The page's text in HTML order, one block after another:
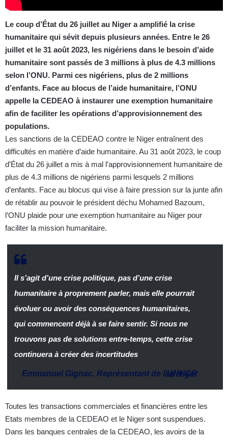
Le coup d’État du 26 juillet au Niger a amplifié la crise
humanitaire qui sévit depuis plusieurs années. Entre le 26
juillet et le 31 août 2023, les nigériens dans le besoin d’aide
humanitaire sont passés de 3 millions à plus de 4.3 millions
selon l’ONU. Parmi ces nigériens, plus de 2 millions
d’enfants. Face au blocus de l’aide humanitaire, l’ONU
appelle la CEDEAO à instaurer une exemption humanitaire
afin de faciliter les opérations d’approvisionnement des
populations.
Les sanctions de la CEDEAO contre le Niger entraînent des
difficultés en matière d’aide humanitaire. Au 31 août 2023, le coup
d’État du 26 juillet a mis à mal l’approvisionnement humanitaire de
plus de 4.3 millions de nigériens parmi lesquels 2 millions
d’enfants. Face au blocus qui vise à faire pression sur la junte afin
de rétablir au pouvoir le président déchu Mohamed Bazoum,
l’ONU plaide pour une exemption humanitaire au Niger pour
faciliter la mission humanitaire.
Il s’agit d’une crise politique, pas d’une crise
humanitaire à proprement parler, mais elle pourrait
évoluer ou avoir des conséquences humanitaires,
qui commencent déjà à se faire sentir. Si nous ne
trouvons pas de solutions entre-temps, cette crise
continuera à créer des incertitudes
Emmanuel Gignac, Représentant de l’UNHCR au Niger
Toutes les transactions commerciales et financières entre les
Etats membres de la CEDEAO et le Niger sont suspendues.
Dans les banques centrales de la CEDEAO, les avoirs de la